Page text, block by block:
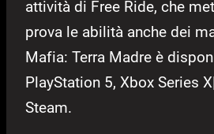
attività di Free Ride, che
prova le abilità anche dei
Mafia: Terra Madre è
PlayStation 5, Xbox Series
Steam.